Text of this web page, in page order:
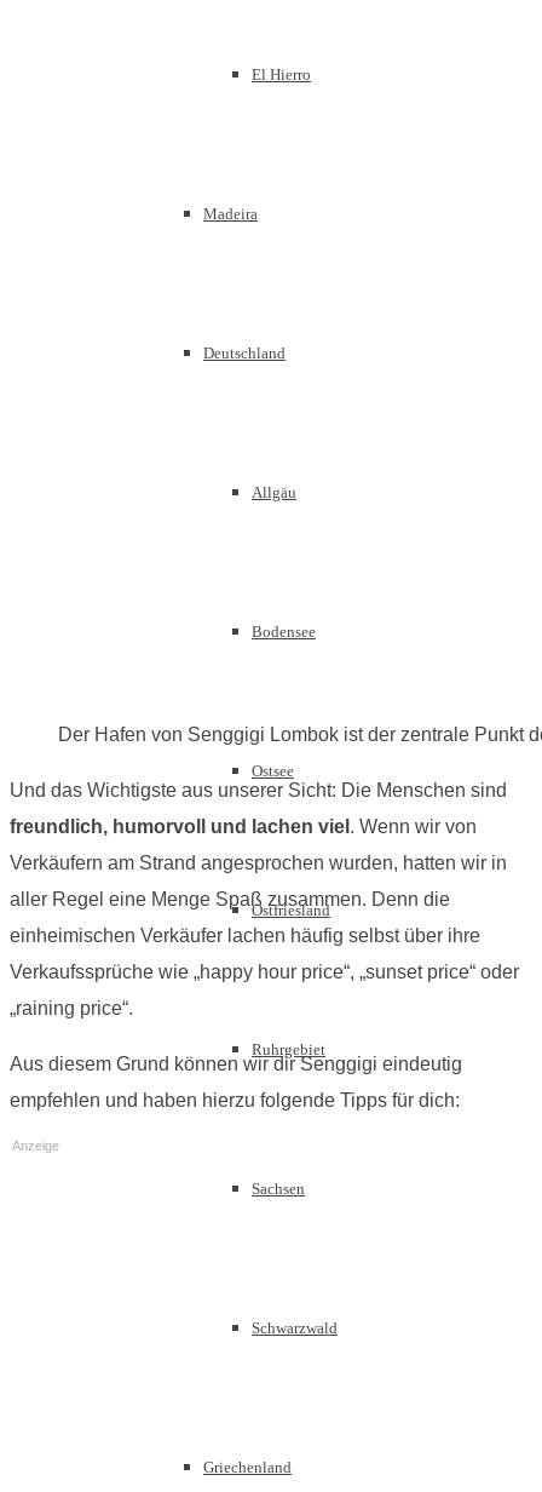
El Hierro
Madeira
Deutschland
Allgäu
Bodensee
Ostsee
Ostfriesland
Ruhrgebiet
Sachsen
Schwarzwald
Griechenland
Der Hafen von Senggigi Lombok ist der zentrale Punkt
Und das Wichtigste aus unserer Sicht: Die Menschen sind
freundlich, humorvoll und lachen viel . Wenn wir von
Verkäufern am Strand angesprochen wurden, hatten wir in
aller Regel eine Menge Spaß zusammen. Denn die
einheimischen Verkäufer lachen häufig selbst über ihre
Verkaufssprüche wie „happy hour price“, „sunset price“ oder
„raining price“.
Aus diesem Grund können wir dir Senggigi eindeutig
empfehlen und haben hierzu folgende Tipps für dich:
Anzeige